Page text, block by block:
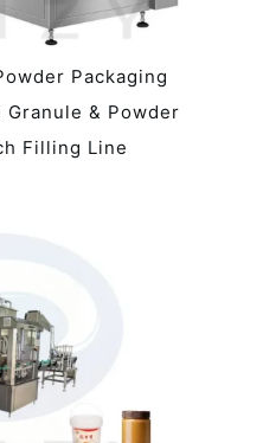
Packaging
& Powder
Filling Line